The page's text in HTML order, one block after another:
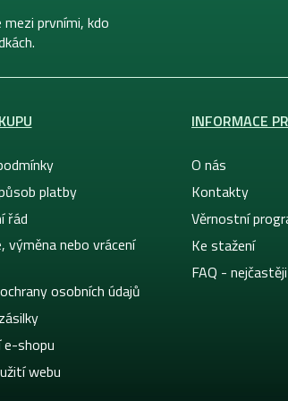
prvními, kdo
platby
řád
výměna nebo vrácení
osobních údajů
e-shopu
webu
INFORMACE
O nás
Kontakty
Věrnostní
Ke stažení
FAQ -